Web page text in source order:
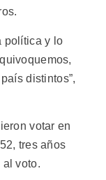
política y lo
distintos”,
votar en
tres años
voto.